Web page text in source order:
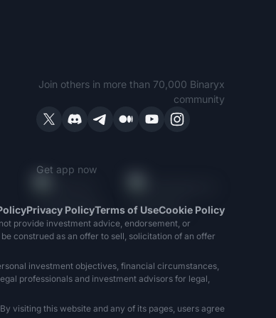
Join others in more than 70,000 Binaryx
community
Get app now
Privacy PolicyTerms of UseCookie Policy
provide investment advice, endorsement, or
construed as an offer to sell, solicitation of an offer
investment objectives, financial circumstances,
professionals and investment advisors for legal,
visiting this website and any of its pages, users agree